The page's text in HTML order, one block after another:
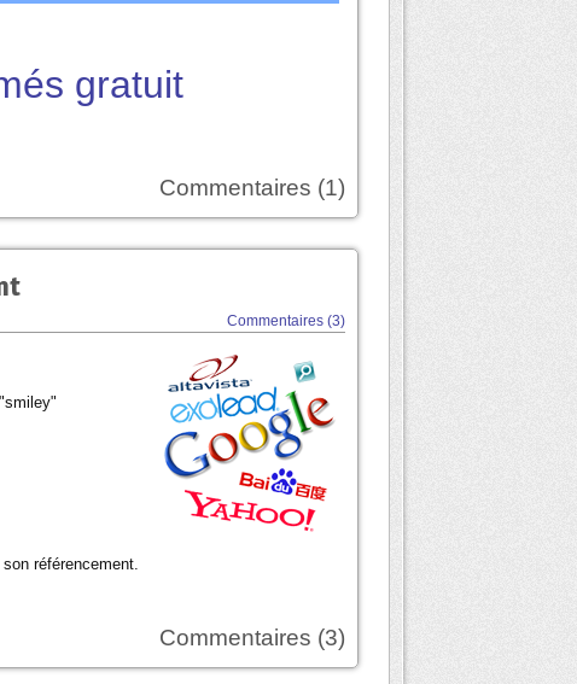
gratuit
Commentaires (1)
Commentaires (3)
référencement.
Commentaires (3)